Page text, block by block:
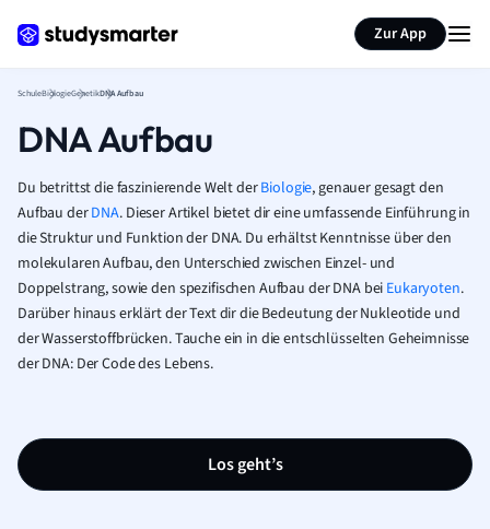
Zur App
SchuleBiologieGenetikDNA Aufbau
DNA Aufbau
Du betrittst die faszinierende Welt derBiologie, genauer gesagt den
Aufbau derDNA. Dieser Artikel bietet dir eine umfassende Einführung in
die Struktur und Funktion der DNA. Du erhältst Kenntnisse über den
molekularen Aufbau, den Unterschied zwischen Einzel- und
Doppelstrang, sowie den spezifischen Aufbau der DNA bei Eukaryoten.
Darüber hinaus erklärt der Text dir die Bedeutung der Nukleotide und
der Wasserstoffbrücken. Tauche ein in die entschlüsselten Geheimnisse
der DNA: Der Code des Lebens.
Los geht’s
Seite zusammenfassen